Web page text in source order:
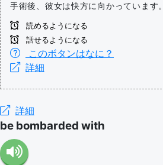
手術後、彼女は快方に向かっています。
読めるようになる
話せるようになる
このボタンはなに？
詳細
詳細
be bombarded with